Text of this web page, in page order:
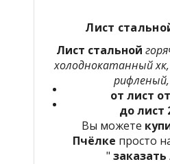
Лист
Лист стальной
холоднокатанный
от лист
до лист
Вы можете
Пчёлке просто
" заказать